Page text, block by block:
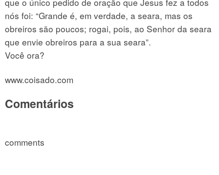
nós foi: “Grande é, em verdade, a seara, mas os
obreiros são poucos; rogai, pois, ao Senhor da seara
que envie obreiros para a sua seara”.
Você ora?
www.coisado.com
Comentários
comments